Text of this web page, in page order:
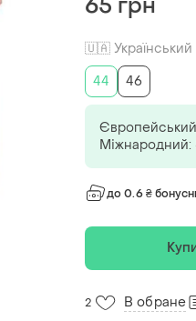
65 грн
🇺🇦 Український
44
46
Міжнародний:
до 0.6 ₴
2 В обране